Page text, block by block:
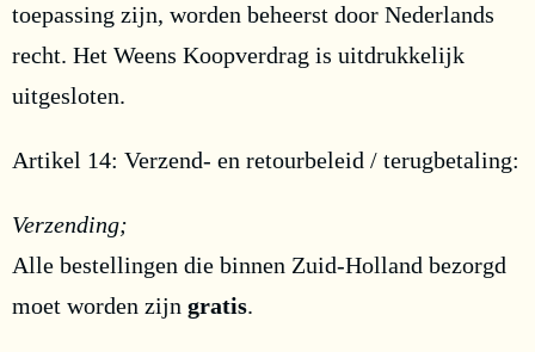
toepassing zijn, worden beheerst door Nederlands
recht. Het Weens Koopverdrag is uitdrukkelijk
uitgesloten.
Artikel 14: Verzend- en retourbeleid / terugbetaling:
Verzending;
Alle bestellingen die binnen Zuid-Holland bezorgd
moet worden zijn gratis.